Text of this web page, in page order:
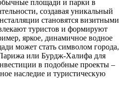
площади и парки в
создавая уникальный
становятся визитными
туристов и формируют
яркое, динамичное водное
может стать символом города,
или Бурдж-Халифа для
в подобные проекты –
наследие и туристическую